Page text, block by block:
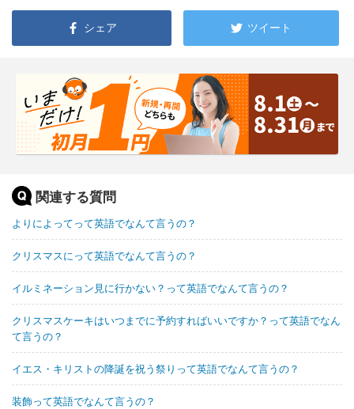
シェア ツイート
関連する質問
よりによってって英語でなんて言うの？
クリスマスにって英語でなんて言うの？
イルミネーション見に行かない？って英語でなんて言うの？
クリスマスケーキはいつまでに予約すればいいですか？って英語でなん
て言うの？
イエス・キリストの降誕を祝う祭りって英語でなんて言うの？
装飾って英語でなんて言うの？